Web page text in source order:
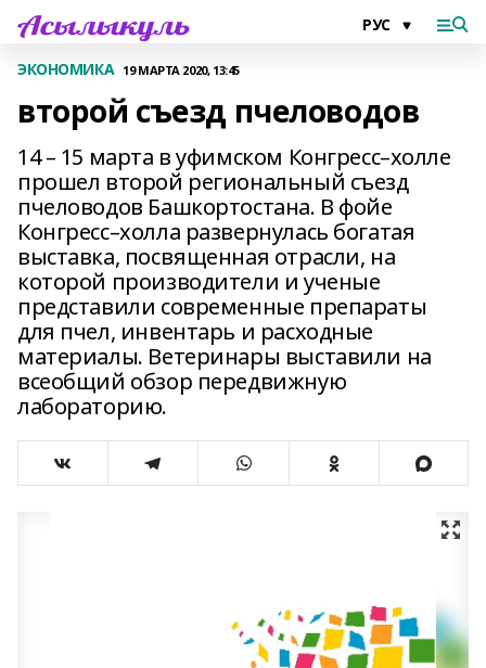
ЭКОНОМИКА 19 МАРТА 2020, 13:45
второй съезд пчеловодов
14 – 15 марта в уфимском Конгресс–холле
прошел второй региональный съезд
пчеловодов Башкортостана. В фойе
Конгресс–холла развернулась богатая
выставка, посвященная отрасли, на
которой производители и ученые
представили современные препараты
для пчел, инвентарь и расходные
материалы. Ветеринары выставили на
всеобщий обзор передвижную
лабораторию.